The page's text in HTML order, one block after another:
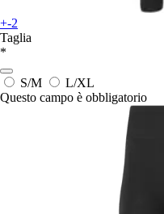
+-2
Taglia
*
S/M
L/XL
Questo campo è obbligatorio